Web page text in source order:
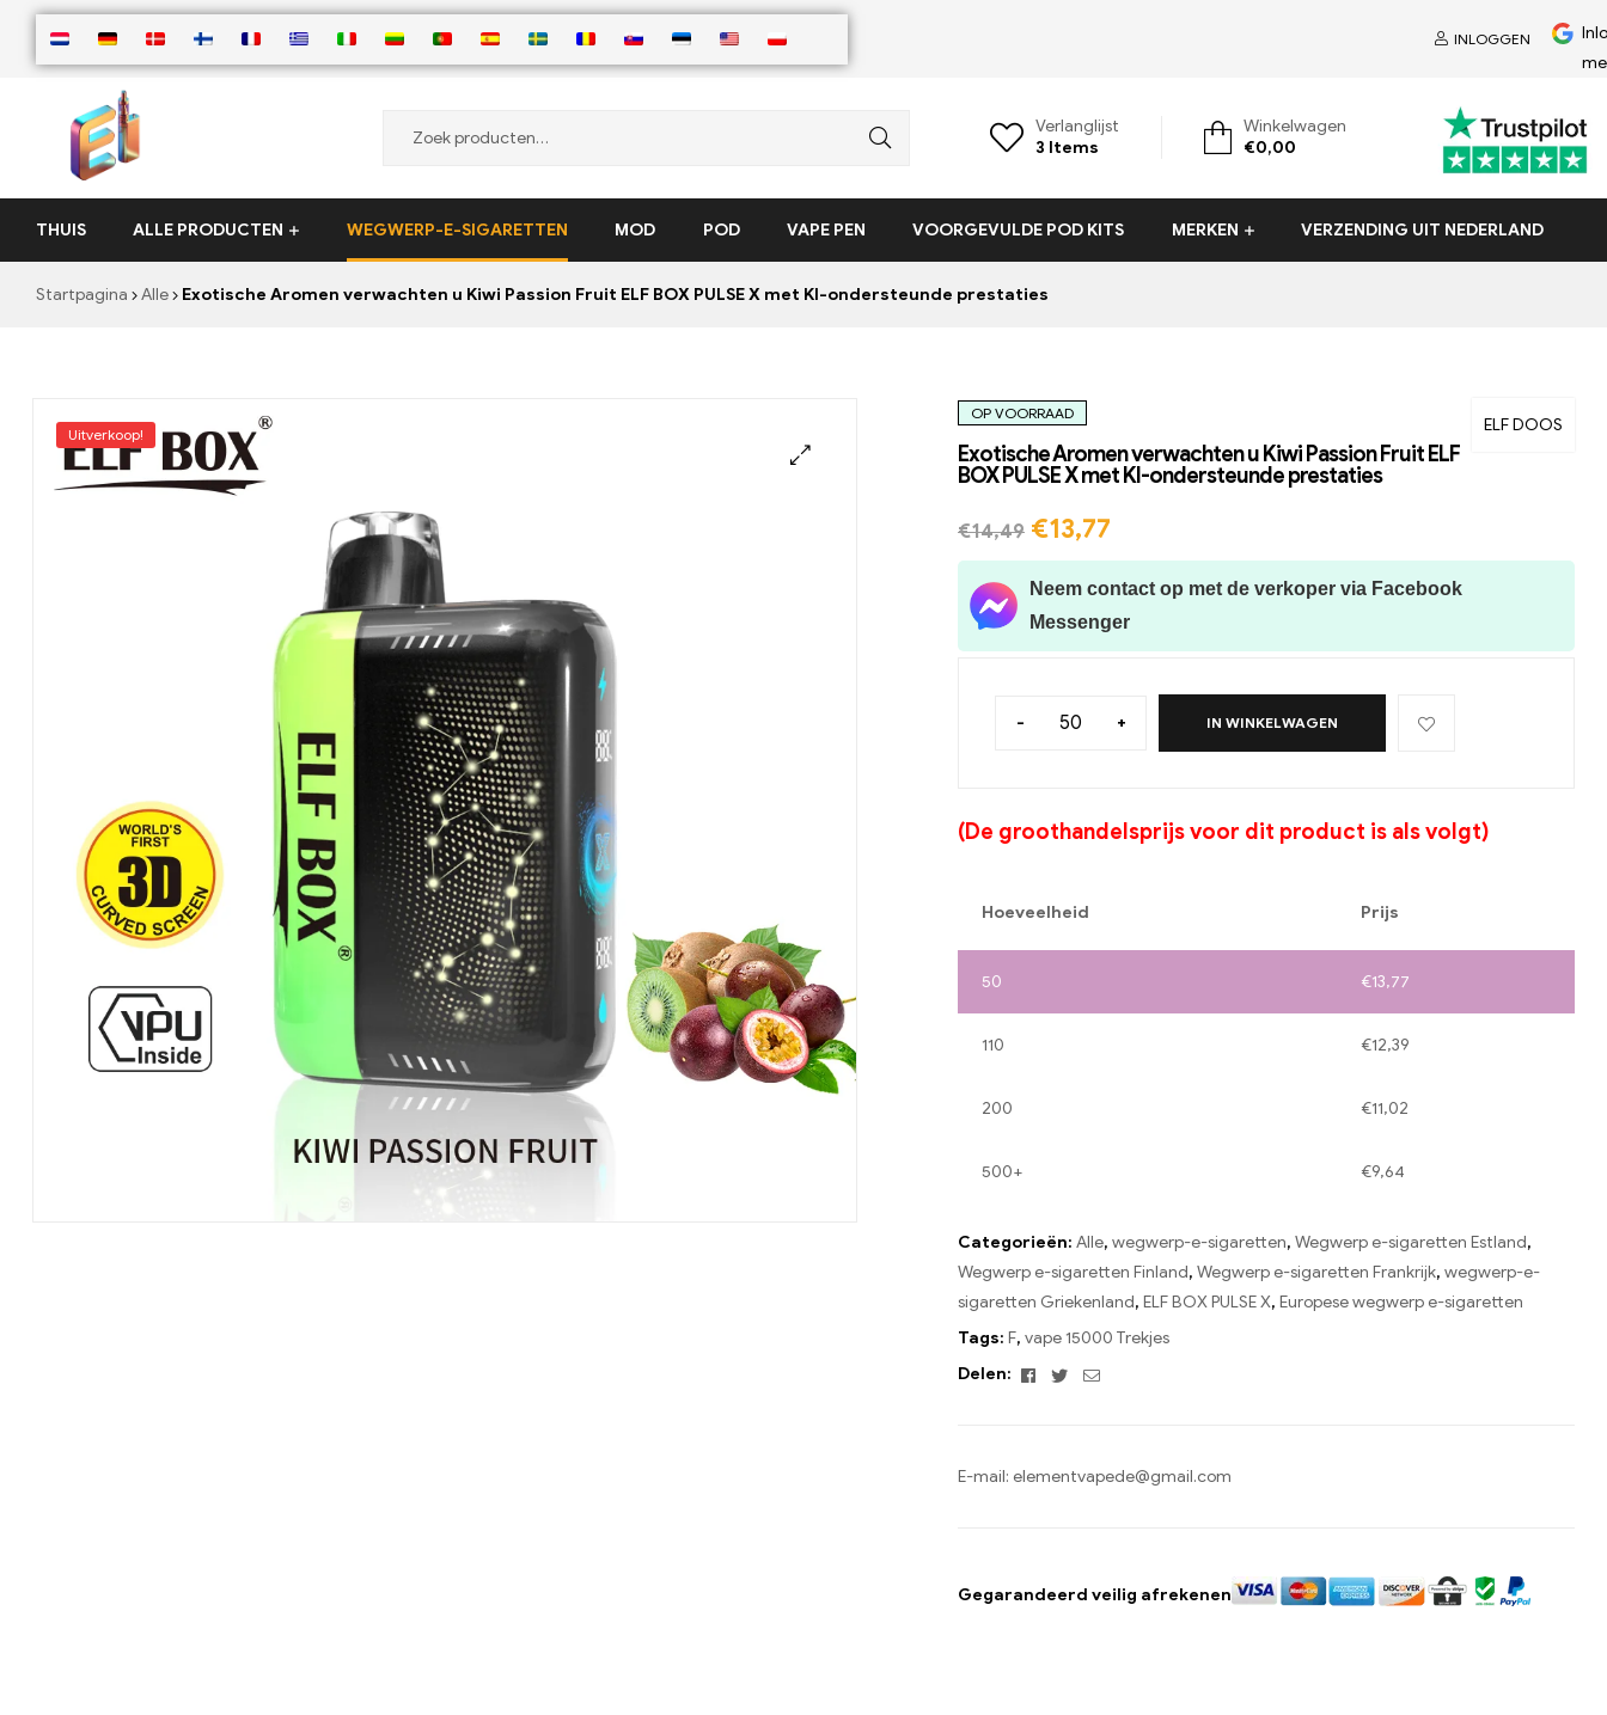
INLOGGEN
ElementVape.de
Verlanglijst
3 Items
Winkelwagen
€0,00
THUIS ALLE PRODUCTEN WEGWERP-E-SIGARETTEN MOD POD VAPE PEN VOORGEVULDE POD KITS MERKEN VERZENDING UIT NEDERLAND
Startpagina Alle Exotische Aromen verwachten u Kiwi Passion Fruit ELF BOX PULSE X met KI-ondersteunde prestaties
Uitverkoop! ELF DOOS
OP VOORRAAD
Exotische Aromen verwachten u Kiwi Passion Fruit ELF
BOX PULSE X met KI-ondersteunde prestaties
€14,49 €13,77
Neem contact op met de verkoper via Facebook
Messenger
- + IN WINKELWAGEN
(De groothandelsprijs voor dit product is als volgt)
Hoeveelheid Prijs
50 €13,77
110 €12,39
200 €11,02
500+ €9,64
Categorieën: Alle, wegwerp-e-sigaretten, Wegwerp e-sigaretten Estland,
Wegwerp e-sigaretten Finland, Wegwerp e-sigaretten Frankrijk, wegwerp-e-
sigaretten Griekenland, ELF BOX PULSE X, Europese wegwerp e-sigaretten
Tags: F, vape 15000 Trekjes
Delen:
Facebook
Twitter
E-
E-mail: elementvapede@gmail.com
Gegarandeerd veilig afrekenen